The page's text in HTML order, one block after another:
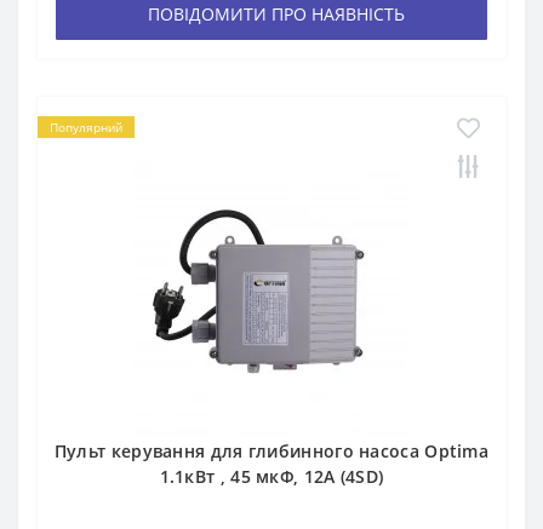
ПОВІДОМИТИ ПРО НАЯВНІСТЬ
Популярний
Пульт керування для глибинного насоса Optima
1.1кВт , 45 мкФ, 12А (4SD)